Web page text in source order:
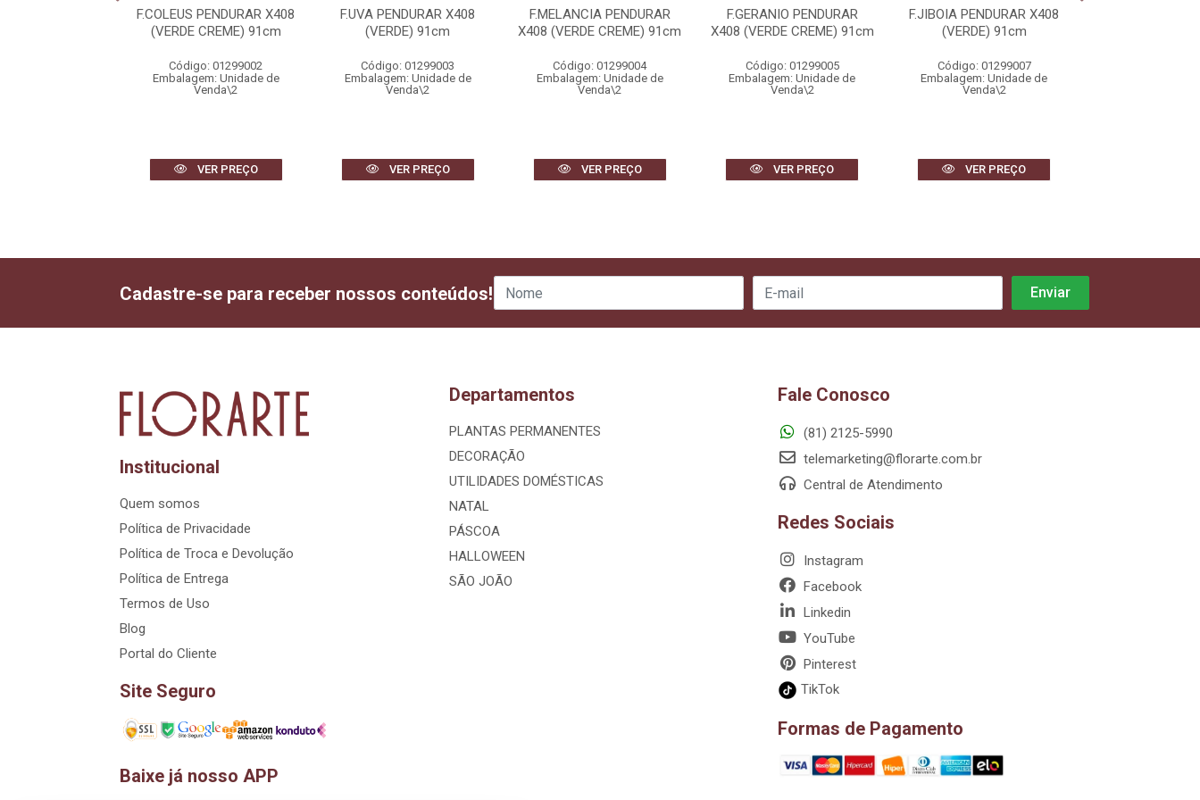
F.COLEUS PENDURAR X408
(VERDE CREME) 91cm
Código: 01299002
Embalagem: Unidade de
Venda\2
VER PREÇO
F.UVA PENDURAR X408
(VERDE) 91cm
Código: 01299003
Embalagem: Unidade de
Venda\2
VER PREÇO
F.MELANCIA PENDURAR
X408 (VERDE CREME) 91cm
Código: 01299004
Embalagem: Unidade de
Venda\2
VER PREÇO
F.GERANIO PENDURAR
X408 (VERDE CREME) 91cm
Código: 01299005
Embalagem: Unidade de
Venda\2
VER PREÇO
F.JIBOIA PENDURAR X408
(VERDE) 91cm
Código: 01299007
Embalagem: Unidade de
Venda\2
VER PREÇO
Cadastre-se para receber nossos conteúdos!
Institucional
Quem somos
Política de Privacidade
Política de Troca e Devolução
Política de Entrega
Termos de Uso
Blog
Portal do Cliente
Site Seguro
Baixe já nosso APP
Departamentos
PLANTAS PERMANENTES
DECORAÇÃO
UTILIDADES DOMÉSTICAS
NATAL
PÁSCOA
HALLOWEEN
SÃO JOÃO
Fale Conosco
(81) 2125-5990
telemarketing@florarte.com.br
Central de Atendimento
Redes Sociais
Instagram
Facebook
Linkedin
YouTube
Pinterest
TikTok
Formas de Pagamento